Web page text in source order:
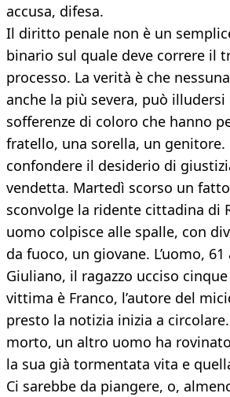
accusa, difesa.
Il diritto penale non è un
binario sul quale deve correre il
processo. La verità è che
anche la più severa, può
sofferenze di coloro che hanno
fratello, una sorella, un genitore.
confondere il desiderio di
vendetta. Martedì scorso un
sconvolge la ridente cittadina di
uomo colpisce alle spalle, con
da fuoco, un giovane. L’uomo,
Giuliano, il ragazzo ucciso
vittima è Franco, l’autore del
presto la notizia inizia a
morto, un altro uomo ha
la sua già tormentata vita e
Ci sarebbe da piangere, o,